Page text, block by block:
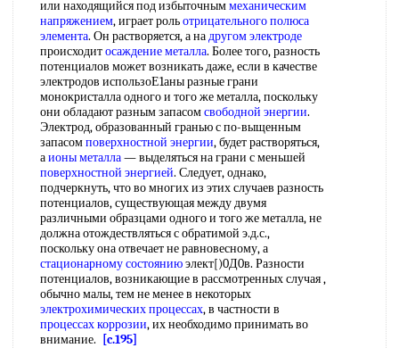
или находящийся под избыточныммеханическим
напряжением, играет рольотрицательного полюса
элемента. Он растворяется, а надругом электроде
происходитосаждение металла. Более того, разность
потенциалов может возникать даже, если в качестве
электродов использоЕ1аны разные грани
монокристалла одного и того же металла, поскольку
они обладают разным запасомсвободной энергии.
Электрод, образованный гранью с по-выщенным
запасомповерхностной энергии, будет растворяться,
аионы металла— выделяться на грани с меньшей
поверхностной энергией. Следует, однако,
подчеркнуть, что во многих из этих случаев разность
потенциалов, существующая между двумя
различными образцами одного и того же металла, не
должна отождествляться с обратимой э.д.с.,
поскольку она отвечает не равновесному, а
стационарному состояниюэлект[)0Д0в. Разности
потенциалов, возникающие в рассмотренных случая ,
обычно малы, тем не менее в некоторых
электрохимических процессах, в частности в
процессах коррозии, их необходимо принимать во
внимание.
[c.195]